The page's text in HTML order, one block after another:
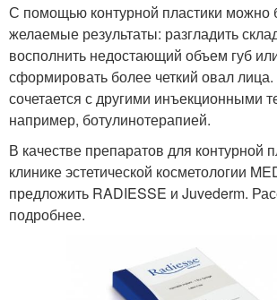
С помощью контурной пластики можно
желаемые результаты: разгладить
восполнить недостающий объем губ
сформировать более четкий овал
сочетается с другими инъекционными
например, ботулинотерапией.
В качестве препаратов для контурной
клинике эстетической косметологии
предложить RADIESSE и Juvederm.
подробнее.